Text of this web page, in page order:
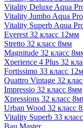
Vitality Deluxe Aqua
Vitality Jumbo Aqua
Vitality Superb Aqua
Everest 32 класс 12мм
Stretto 32 класс 8мм
Magnitude 32 класс
Xperience 4 Plus 32
Fortissimo 33 класс
Quattro Vintage 32
Impressio 32 класс 8мм
Xpressions 32 класс
Urban Wood 32 класс
Vitality Superb 33
Bau Master